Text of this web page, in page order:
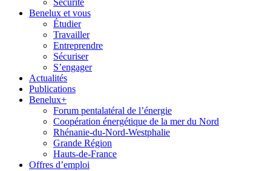
Sécurité
Benelux et vous
Étudier
Travailler
Entreprendre
Sécuriser
S’engager
Actualités
Publications
Benelux+
Forum pentalatéral de l’énergie
Coopération énergétique de la mer du Nord
Rhénanie-du-Nord-Westphalie
Grande Région
Hauts-de-France
Offres d’emploi